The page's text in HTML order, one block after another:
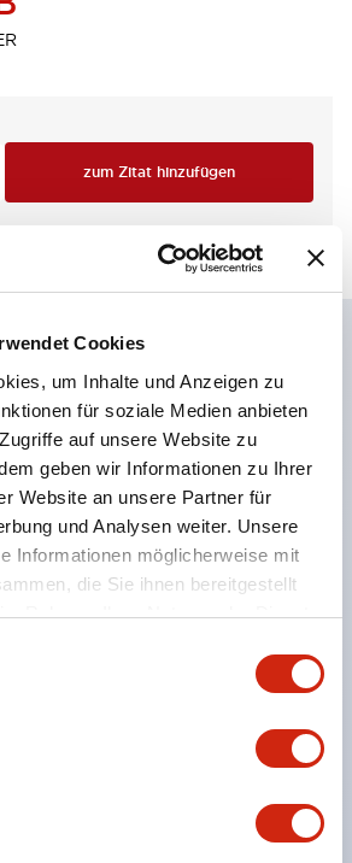
Cookies
um Inhalte und Anzeigen zu
für soziale Medien anbieten
auf unsere Website zu
geben wir Informationen zu Ihrer
Website an unsere Partner für
und Analysen weiter. Unsere
Informationen möglicherweise mit
die Sie ihnen bereitgestellt
Rahmen Ihrer Nutzung der Dienste
zum Zitat hinzufügen
von Glas-Epoxid-
eine lange Lebensdauer erreicht
mit verbesserter
und Kontaktzuverlässigkeit
Anzeigezeichen von
der Einheiten und Einbau in
Snap-On-Typ zur Befestigung